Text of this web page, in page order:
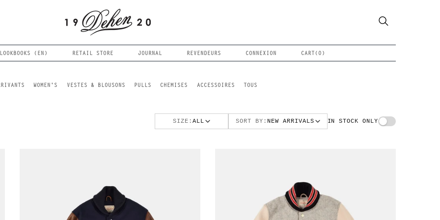
LOOKBOOKS (EN) RETAIL STORE JOURNAL REVENDEURS CONNEXION CART( 0 )
WOMEN'S VESTES & BLOUSONS PULLS CHEMISES ACCESSOIRES TOUS
SIZE:ALL SORT BY: NEW ARRIVALS IN STOCK ONLY